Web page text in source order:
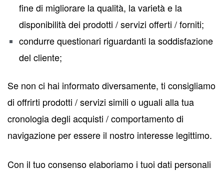
fine di migliorare la qualità, la varietà e la
disponibilità dei prodotti / servizi offerti / forniti;
condurre questionari riguardanti la soddisfazione
del cliente;
Se non ci hai informato diversamente, ti consigliamo
di offrirti prodotti / servizi simili o uguali alla tua
cronologia degli acquisti / comportamento di
navigazione per essere il nostro interesse legittimo.
Con il tuo consenso elaboriamo i tuoi dati personali